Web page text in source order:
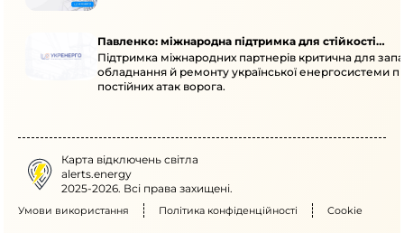
Павленко: міжнародна підтримка для стійкості
енергосистеми
Підтримка міжнародних партнерів критична для
обладнання й ремонту української енергосистеми
постійних атак ворога.
Карта відключень світла
alerts.energy
2025-2026. Всі права захищені.
Умови використання Політика конфіденційності Cookie